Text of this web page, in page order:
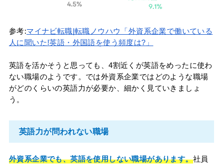
参考:マイナビ転職|転職ノウハウ「外資系企業で働いている
人に聞いた!英語・外国語を使う頻度は?」
英語を活かそうと思っても、4割近くが英語をめったに使わ
ない職場のようです。では外資系企業ではどのような職場
がどのくらいの英語力が必要か、細かく見ていきましょ
う。
英語力が問われない職場
外資系企業でも、英語を使用しない職場があります。社員